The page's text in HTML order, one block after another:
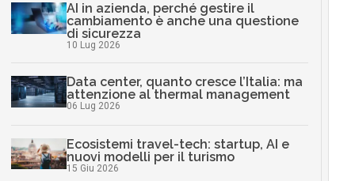
AI in azienda, perché gestire il
cambiamento è anche una questione
di sicurezza
10 Lug 2026
Data center, quanto cresce l’Italia: ma
attenzione al thermal management
06 Lug 2026
Ecosistemi travel-tech: startup, AI e
nuovi modelli per il turismo
15 Giu 2026